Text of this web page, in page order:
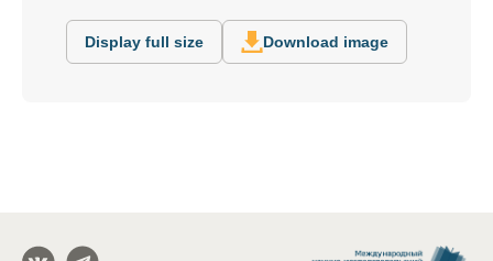
Display full size Download image